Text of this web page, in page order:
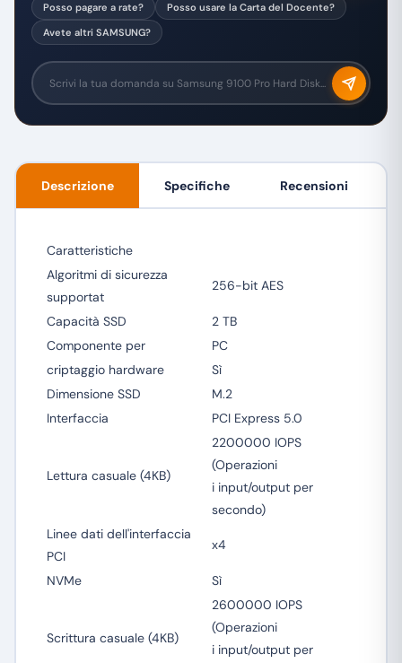
Posso pagare a rate?
Posso usare la Carta del Docente?
Avete altri SAMSUNG?
Descrizione Specifiche Recensioni
Caratteristiche
Algoritmi di sicurezza
supportat
256-bit AES
Capacità SSD
2 TB
Componente per
PC
criptaggio hardware
Sì
Dimensione SSD
M.2
Interfaccia
PCI Express 5.0
Lettura casuale (4KB)
2200000 IOPS
(Operazioni
i input/output per
secondo)
Linee dati dell'interfaccia
PCI
x4
NVMe Sì
Scrittura casuale (4KB)
2600000 IOPS
(Operazioni
i input/output per